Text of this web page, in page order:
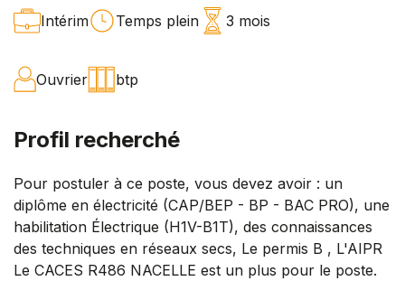
Intérim Temps plein 3 mois
Ouvrier btp
Profil recherché
Pour postuler à ce poste, vous devez avoir : un
diplôme en électricité (CAP/BEP - BP - BAC PRO), une
habilitation Électrique (H1V-B1T), des connaissances
des techniques en réseaux secs, Le permis B , L'AIPR
Le CACES R486 NACELLE est un plus pour le poste.